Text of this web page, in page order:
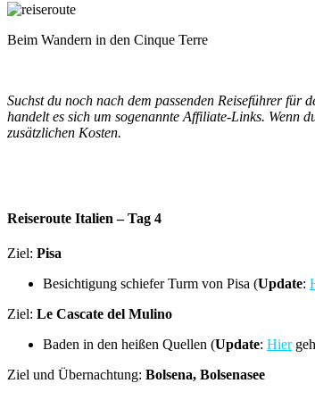
Beim Wandern in den Cinque Terre
Suchst du noch nach dem passenden Reiseführer
handelt es sich um sogenannte Affiliate-Links. Wenn
zusätzlichen Kosten.
Reiseroute Italien – Tag 4
Ziel: Pisa
Besichtigung schiefer Turm von Pisa (Update:
Ziel: Le Cascate del Mulino
Baden in den heißen Quellen (Update: Hier
Ziel und Übernachtung: Bolsena, Bolsenasee